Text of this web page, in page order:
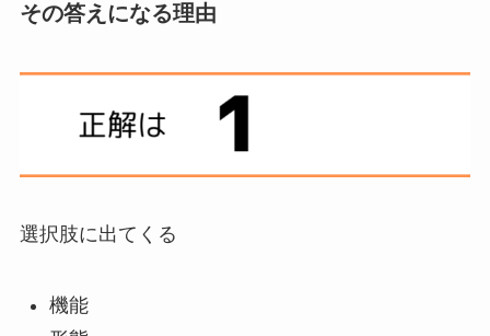
その答えになる理由
選択肢に出てくる
機能